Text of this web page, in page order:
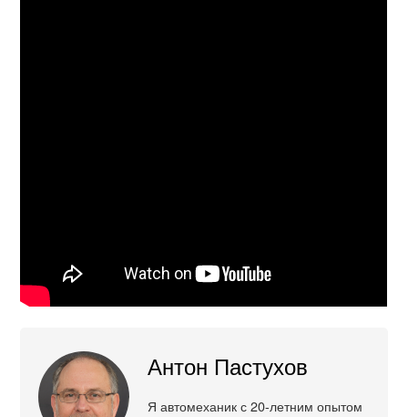
Антон Пастухов
Я автомеханик с 20-летним опытом